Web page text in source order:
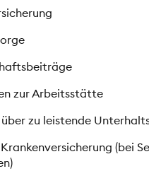
zur Arbeitsstätte
über zu leistende
(bei